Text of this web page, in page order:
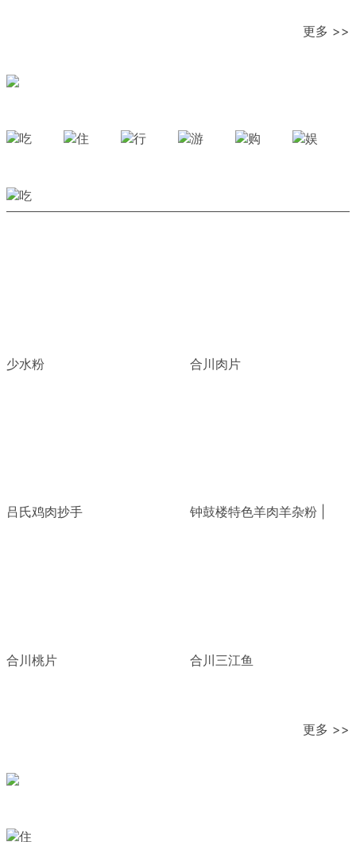
更多 >>
少水粉 合川肉片
吕氏鸡肉抄手 钟鼓楼特色羊肉羊杂粉 |
合川桃片 合川三江鱼
更多 >>